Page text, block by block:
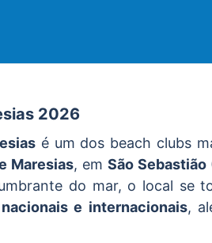
2026
é um dos beach clubs
Maresias, em São Sebastião
do mar, o local se
e internacionais,